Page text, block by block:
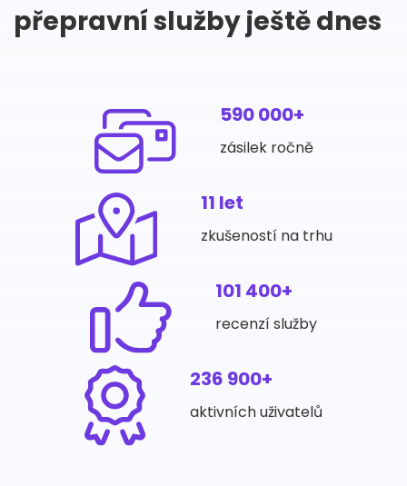
přepravní služby ještě dnes
590 000+
zásilek ročně
11 let
zkušeností na trhu
101 400+
recenzí služby
236 900+
aktivních uživatelů